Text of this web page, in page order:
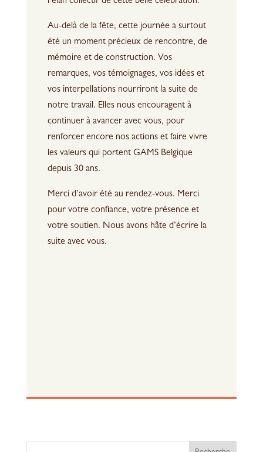
Au-delà de la fête, cette journée a surtout
été un moment précieux de rencontre, de
mémoire et de construction. Vos
remarques, vos témoignages, vos idées et
vos interpellations nourriront la suite de
notre travail. Elles nous encouragent à
continuer à avancer avec vous, pour
renforcer encore nos actions et faire vivre
les valeurs qui portent GAMS Belgique
depuis 30 ans.
Merci d’avoir été au rendez-vous. Merci
pour votre confiance, votre présence et
votre soutien. Nous avons hâte d’écrire la
suite avec vous.